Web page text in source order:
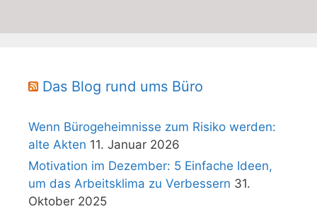
Das Blog rund ums Büro
Wenn Bürogeheimnisse zum Risiko werden:
alte Akten 11. Januar 2026
Motivation im Dezember: 5 Einfache Ideen,
um das Arbeitsklima zu Verbessern 31.
Oktober 2025